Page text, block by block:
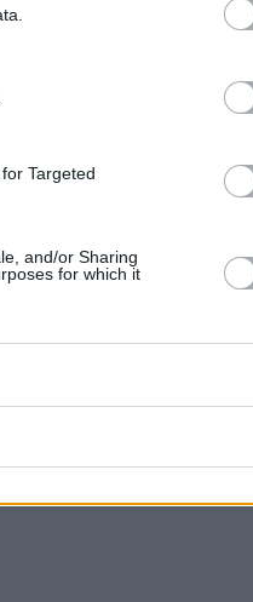
Targeted
and/or Sharing
for which it